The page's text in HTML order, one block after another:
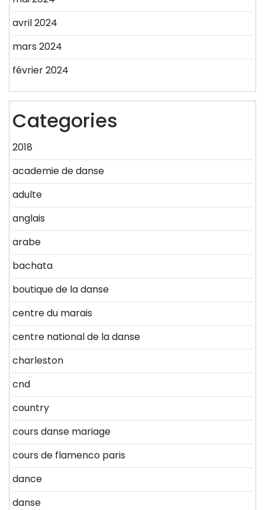
avril 2024
mars 2024
février 2024
Categories
2018
academie de danse
adulte
anglais
arabe
bachata
boutique de la danse
centre du marais
centre national de la danse
charleston
cnd
country
cours danse mariage
cours de flamenco paris
dance
danse